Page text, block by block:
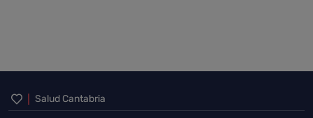
Inicio del pie de página
Salud Cantabria